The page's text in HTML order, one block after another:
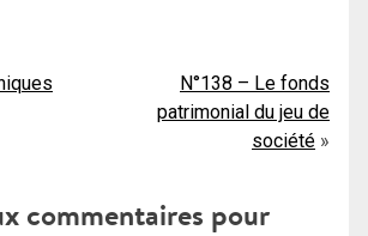
N°138 – Le fonds
patrimonial du jeu de
société
commentaires pour